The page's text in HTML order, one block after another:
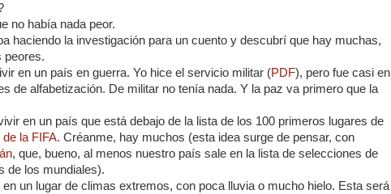
no había nada peor.
haciendo la investigación para un cuento y descubrí que hay muchas,
peores.
en un paí­s en guerra. Yo hice el servicio militar (PDF), pero fue casi en
de alfabetización. De militar no tenía nada. Y la paz va primero que la
en un paí­s que está debajo de la lista de los 100 primeros lugares de
la FIFA. Créanme, hay muchos (esta idea surge de pensar, con
, que, bueno, al menos nuestro paí­s sale en la lista de selecciones de
de los mundiales).
un lugar de climas extremos, con poca lluvia o mucho hielo. Esta será